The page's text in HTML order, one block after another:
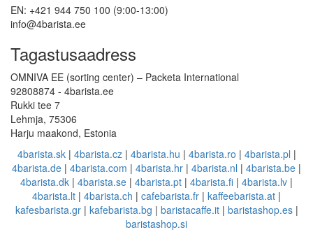
EN: +421 944 750 100 (9:00-13:00)
info@4barista.ee
Tagastusaadress
OMNIVA EE (sorting center) – Packeta International
92808874 - 4barista.ee
Rukki tee 7
Lehmja, 75306
Harju maakond, Estonia
4barista.sk| 4barista.cz| 4barista.hu | 4barista.ro | 4barista.pl |
4barista.de | 4barista.com | 4barista.hr | 4barista.nl | 4barista.be |
4barista.dk | 4barista.se | 4barista.pt | 4barista.fi | 4barista.lv |
4barista.lt | 4barista.ch | cafebarista.fr | kaffeebarista.at |
kafesbarista.gr| kafebarista.bg | baristacaffe.it| baristashop.es|
baristashop.si